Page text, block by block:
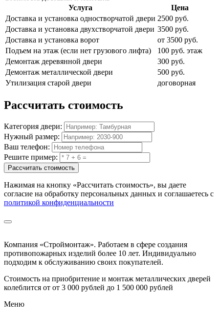
Услуга
Цена
Доставка и установка одностворчатой двери 2500 руб.
Доставка и установка двухстворчатой двери 3500 руб.
Доставка и установка ворот
от 3500 руб.
Подъем на этаж (если нет грузового лифта)
100 руб. этаж
Демонтаж деревянной двери
300 руб.
Демонтаж металлической двери
500 руб.
Утилизация старой двери
договорная
Рассчитать стоимость
Категория двери:
Нужный размер:
Ваш телефон:
Решите пример:
Рассчитать стоимость
Нажимая на кнопку «Рассчитать стоимость», вы даете
согласие на обработку персональных данных и соглашаетесь с
политикой конфиденциальности
Компания «Строймонтаж». Работаем в сфере создания
противопожарных изделий более 10 лет. Индивидуально
подходим к обслуживанию своих покупателей.
Стоимость на приобритение и монтаж металлических дверей
колеблится от от 3 000 рублей до 1 500 000 рублей
Меню